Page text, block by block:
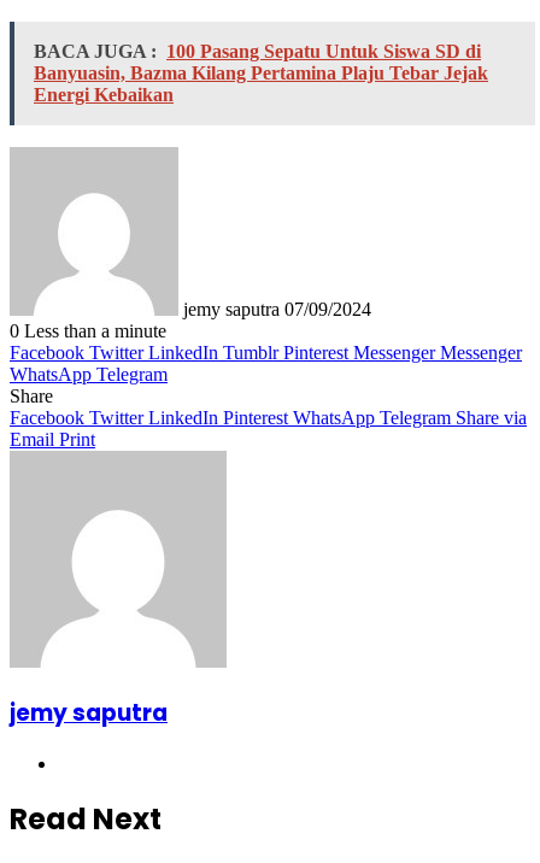
BACA JUGA : 100 Pasang Sepatu Untuk Siswa SD di
Banyuasin, Bazma Kilang Pertamina Plaju Tebar Jejak
Energi Kebaikan
jemy saputra 07/09/2024
0 Less than a minute
Facebook Twitter LinkedIn Tumblr Pinterest Messenger Messenger
WhatsApp Telegram
Share
Facebook Twitter LinkedIn Pinterest WhatsApp Telegram Share via
Email Print
jemy saputra
Read Next